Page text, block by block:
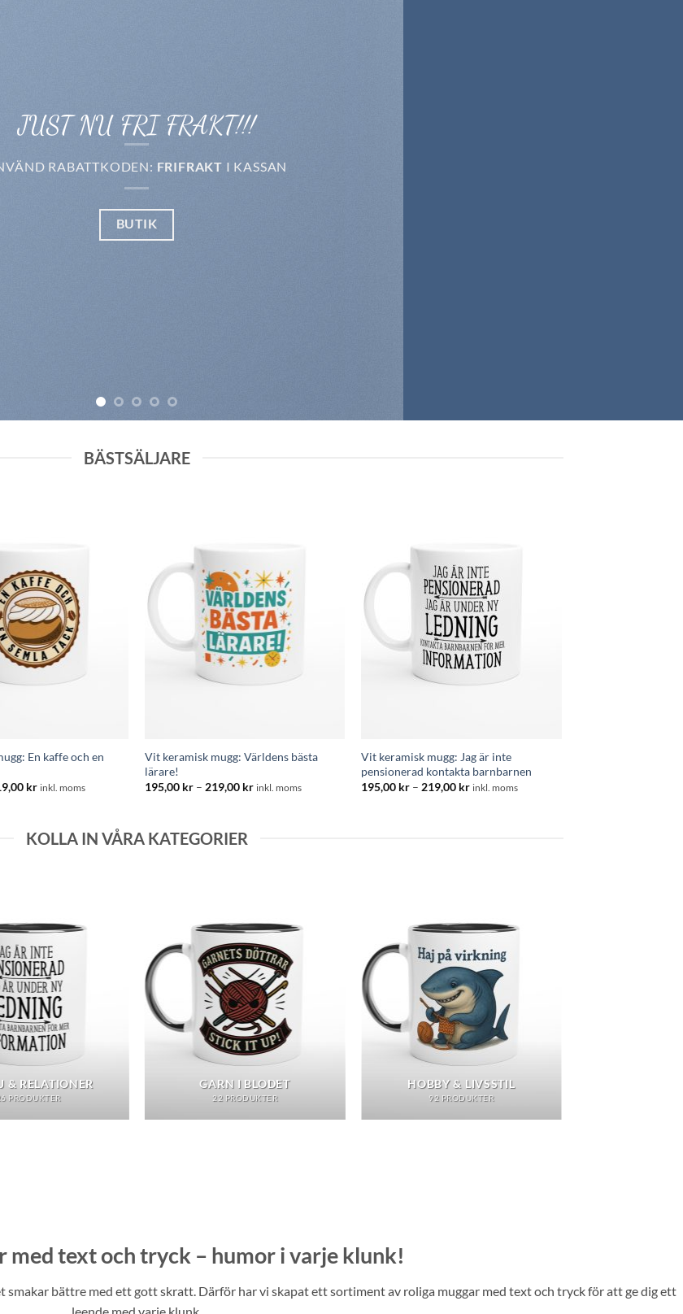
JUST NU FRI FRAKT!!!
RABATTKODEN: FRIFRAKT I KASSAN
BUTIK
BÄSTSÄLJARE
En kaffe och en
krPrisintervall:
inkl. moms
Vit keramisk mugg: Världens bästa
lärare!
195,00 kr – 219,00 krPrisintervall:
inkl. moms
Vit keramisk mugg: Jag är inte
pensionerad kontakta barnbarnen
195,00 kr – 219,00 krPrisintervall:
inkl. moms
KOLLA IN VÅRA KATEGORIER
& RELATIONER
PRODUKTER
GARN I BLODET
22 PRODUKTER
HOBBY & LIVSSTIL
92 PRODUKTER
med text och tryck – humor i varje klunk!
bättre med ett gott skratt. Därför har vi skapat ett sortiment av roliga muggar med text och tryck för att ge dig ett